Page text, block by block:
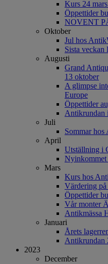
Kurs 24
Öppettider
NOVENT
Oktober
Jul hos
Sista veckan
Augusti
Grand
13 oktober
A glimpse
Europe
Öppettider
Antikrundan
Juli
Sommar hos
April
Utställning i
Nyinkommet
Mars
Kurs hos
Värdering
Öppettider
Vår monter
Antikmässa
Januari
Årets
Antikrundan
2023
December